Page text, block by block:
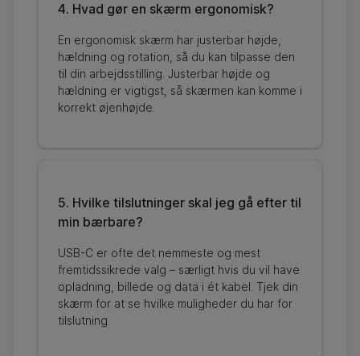
4. Hvad gør en skærm ergonomisk?
En ergonomisk skærm har justerbar højde,
hældning og rotation, så du kan tilpasse den
til din arbejdsstilling. Justerbar højde og
hældning er vigtigst, så skærmen kan komme i
korrekt øjenhøjde.
5. Hvilke tilslutninger skal jeg gå efter til
min bærbare?
USB-C er ofte det nemmeste og mest
fremtidssikrede valg – særligt hvis du vil have
opladning, billede og data i ét kabel. Tjek din
skærm for at se hvilke muligheder du har for
tilslutning.